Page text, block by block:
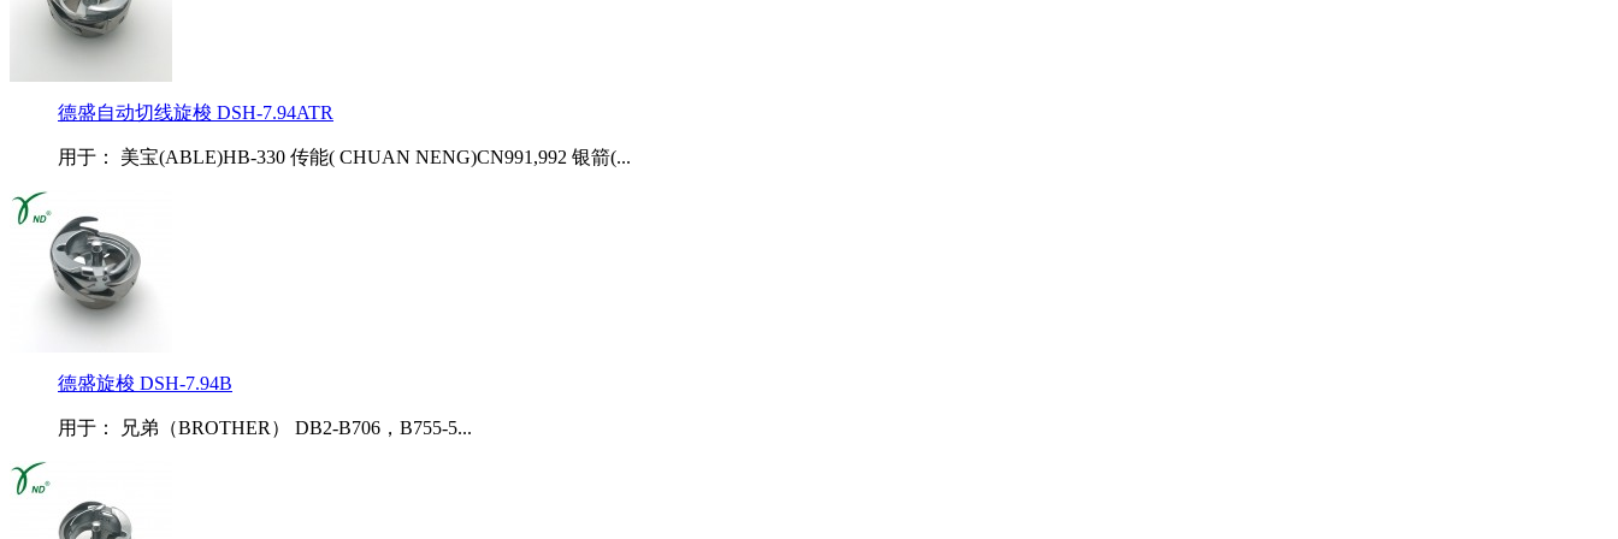
德盛自动切线旋梭 DSH-7.94ATR
用于： 美宝(ABLE)HB-330 传能( CHUAN NENG)CN991,992 银箭(...
德盛旋梭 DSH-7.94B
用于： 兄弟（BROTHER） DB2-B706，B755-5...